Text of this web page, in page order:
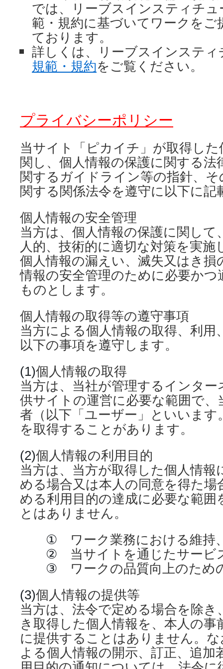
では、リーブスインスティチ
範・規約に基づいてワークを
ております。
詳しくは、リーブスインスティ
規範・規約をご覧ください。
プライバシーポリシー
当サイト「ピカイチ」が取得し
関し、個人情報の保護に関する法
関するガイドライン等の指針、
関する関係法令を遵守に以下に記
個人情報の安全管理
当方は、個人情報の保護に関して
人的、技術的に適切な対策を実施
個人情報の漏えい、滅失又はき損
情報の安全管理のために必要かつ
ものとします。
個人情報の取得等の遵守事項
当方による個人情報の取得、利用
以下の事項を遵守します。
(1)個人情報の取得
当方は、当社が管理するインタ
供サイトの運営に必要な範囲で、
者（以下「ユーザー」といいます
を取得することがあります。
(2)個人情報の利用目的
当方は、当方が取得した個人情報
める場合又は本人の同意を得た場
める利用目的の達成に必要な範囲
とはありません。
① ワーク業務における維
② 当サイトを通じたサービ
③ ワークの品質向上のため
(3)個人情報の提供等
当方は、法令で定める場合を除き
き取得した個人情報を、本人の事
に提供することはありません。
よる個人情報の開示、訂正、追加